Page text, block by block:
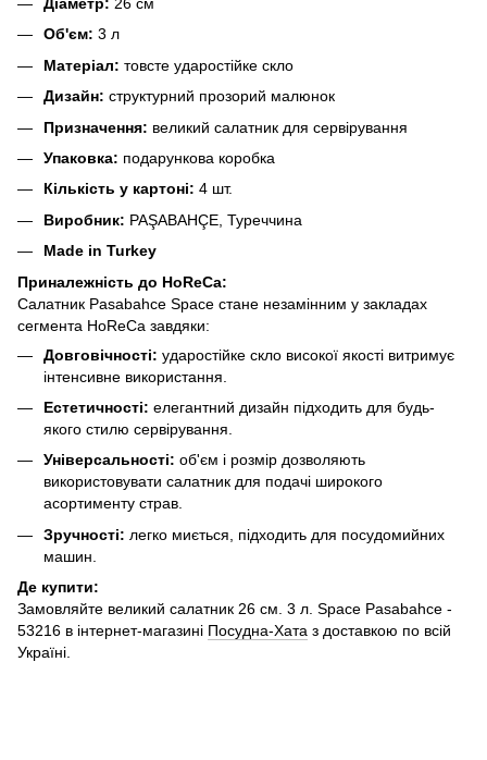
Об'єм: 3 л
Матеріал: товсте ударостійке скло
Дизайн: структурний прозорий малюнок
Призначення: великий салатник для сервірування
Упаковка: подарункова коробка
Кількість у картоні: 4 шт.
Виробник: PAŞABAHÇE, Туреччина
Made in Turkey
Приналежність до HoReCa:
Салатник Pasabahce Space стане незамінним у закладах
сегмента HoReCa завдяки:
Довговічності: ударостійке скло високої якості витримує
інтенсивне використання.
Естетичності: елегантний дизайн підходить для будь-
якого стилю сервірування.
Універсальності: об'єм і розмір дозволяють
використовувати салатник для подачі широкого
асортименту страв.
Зручності: легко миється, підходить для посудомийних
машин.
Де купити:
Замовляйте великий салатник 26 см. 3 л. Space Pasabahce -
53216 в інтернет-магазині Посудна-Хата з доставкою по всій
Україні.